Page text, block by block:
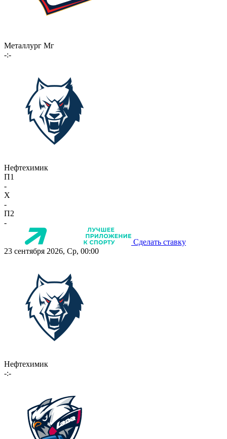
Металлург Мг
-:-
Нефтехимик
П1
-
X
-
П2
-
Сделать ставку
23 сентября 2026, Ср, 00:00
Нефтехимик
-:-